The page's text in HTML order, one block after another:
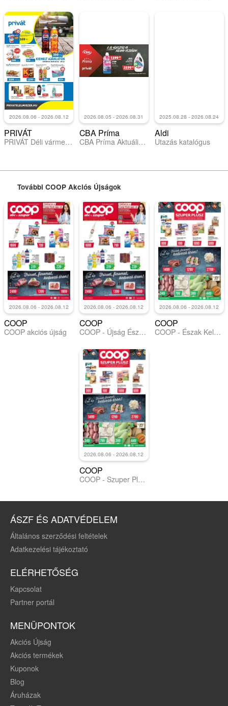
2026.08.06 - 2026.08.12
PRIVÁT
PRIVÁT Déli vármegyék
2026.08.05 - 2026.08.31
CBA Príma
CBA Príma Aktuális óriásplakátok
2025.08.28 - 2026.08.24
Aldi
Utazás katalógus
További COOP Akciós Újságok
2026.08.06 - 2026.08.12
COOP
COOP akciós újság
2026.08.06 - 2026.08.12
COOP
COOP - Újság Észak Kelet Pro-Coop Zrt
2026.08.06 - 2026.08.12
COOP
COOP - Észak Kelet Pro-Coop Zrt - Szuper Plusz
2026.08.06 - 2026.08.12
COOP
COOP - Szuper Plusz / Tisza
ÁSZF ÉS ADATVÉDELEM
Általános szerződési feltételek
Adatkezelési tájékoztató
ELÉRHETŐSÉG
Kapcsolat
Partner portál
MENÜPONTOK
Akciós Újság
Akciós termékek
Kuponok
Blog
Áruházak